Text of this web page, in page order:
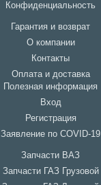
Конфиденциальность
Гарантия и возврат
О компании
Контакты
Оплата и доставка
Полезная информация
Вход
Регистрация
Заявление по COVID-19
Запчасти ВАЗ
Запчасти ГАЗ Грузовой